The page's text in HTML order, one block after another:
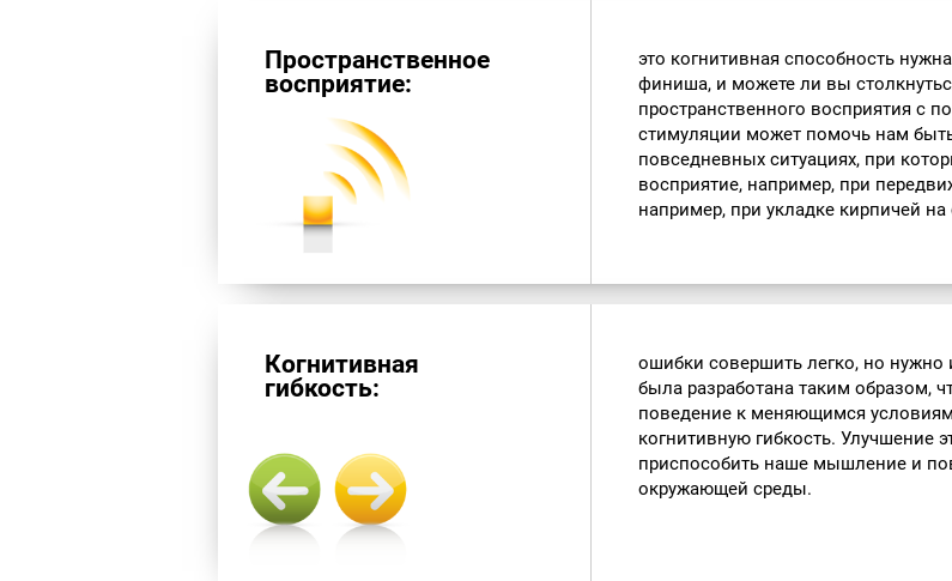
Пространственное
восприятие:
это когнитивная способность
финиша, и можете ли вы
пространственного восприятия с
стимуляции может помочь нам
повседневных ситуациях, при
восприятие, например, при
например, при укладке кирпичей на
Когнитивная
гибкость:
ошибки совершить легко, но нужно
была разработана таким образом,
поведение к меняющимся
когнитивную гибкость. Улучшение
приспособить наше мышление и
окружающей среды.